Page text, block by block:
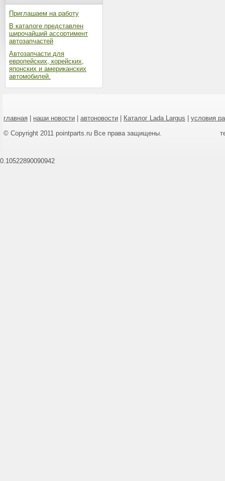
Приглашаем на работу
В каталоге представлен
широчайший ассортимент
автозапчастей
Автозапчасти для
европейских, корейских,
японских и американских
автомобилей.
главная наши новости автоновости Каталог Lada Largus
условия
© Copyright 2011 pointparts.ru Все права защищены.
0.10522890090942